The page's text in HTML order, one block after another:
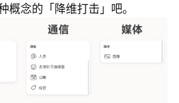
概念的「降维打击」吧。